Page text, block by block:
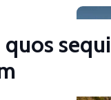
sequi